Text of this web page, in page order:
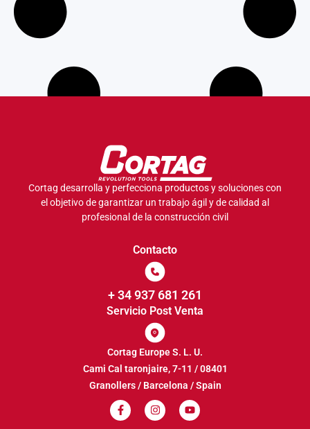
Cortag desarrolla y perfecciona productos y soluciones con
el objetivo de garantizar un trabajo ágil y de calidad al
profesional de la construcción civil
Contacto
+ 34 937 681 261
Servicio Post Venta
Cortag Europe S. L. U.
Cami Cal taronjaire, 7-11 / 08401
Granollers / Barcelona / Spain